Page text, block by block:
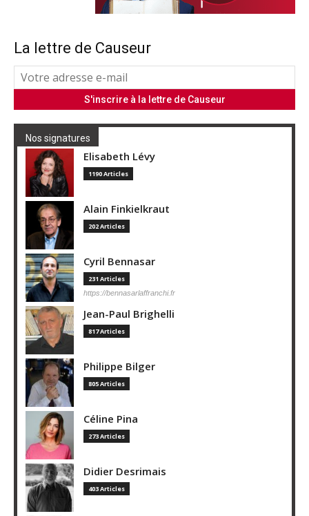
La lettre de Causeur
Nos signatures
Elisabeth Lévy
1190 Articles
Alain Finkielkraut
202 Articles
Cyril Bennasar
231 Articles
https://bennasarlaffranchi.fr
Jean-Paul Brighelli
817 Articles
Philippe Bilger
805 Articles
Céline Pina
273 Articles
Didier Desrimais
403 Articles